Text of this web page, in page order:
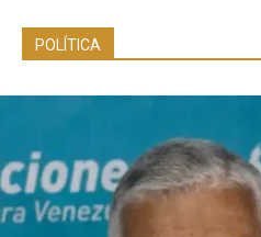
POLÍTICA